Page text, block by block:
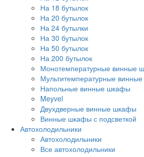
На 18 бутылок
На 20 бутылок
На 24 бутылки
На 30 бутылок
На 50 бутылок
На 200 бутылок
Монотемпературные винные
Мультитемпературные
Напольные винные шкафы
Meyvel
Двухдверные винные шкафы
Винные шкафы с подсветкой
Автохолодильники
Автохолодильники
Все автохолодильники